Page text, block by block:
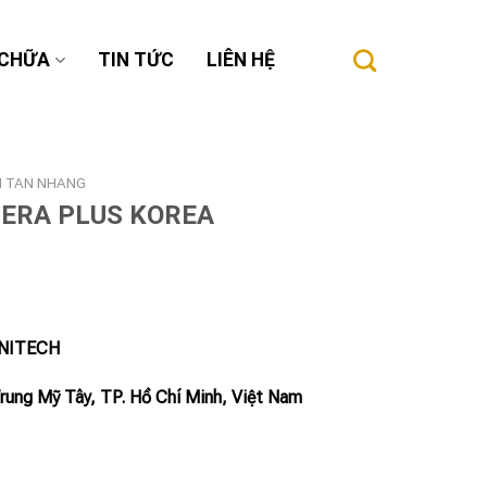
TIN TỨC LIÊN HỆ
TAN NHANG
PLUS KOREA
Mỹ Tây, TP. Hồ Chí Minh, Việt Nam